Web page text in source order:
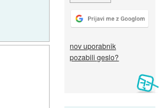
nov uporabnik
pozabili geslo?